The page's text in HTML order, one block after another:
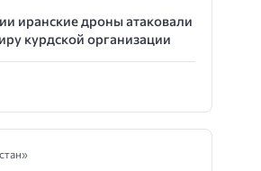
иранские дроны атаковали
курдской организации